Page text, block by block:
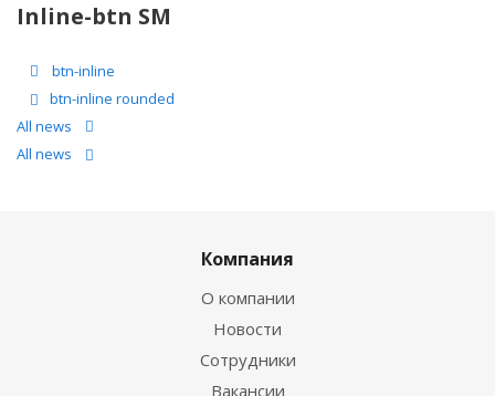
Inline-btn SM
btn-inline
btn-inline rounded
All news
All news
Компания
О компании
Новости
Сотрудники
Вакансии